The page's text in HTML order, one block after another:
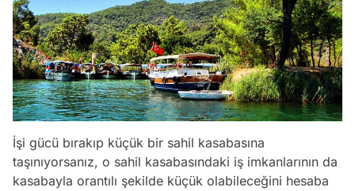
İşi gücü bırakıp küçük bir sahil kasabasına
taşınıyorsanız, o sahil kasabasındaki iş imkanlarının da
kasabayla orantılı şekilde küçük olabileceğini hesaba